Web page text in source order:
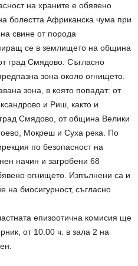
на храните е обявено
болестта Африканска чума при
свине от порода
се в землището на община
град Смядово. Съгласно
зона около огнището.
зона, в която попадат: от
и Риш, както и
Смядово, от община Велики
Мокреш и Суха река. По
по безопасност на
начин и загробени 68
огнището. Изпълнени са и
на биосигурност, съгласно
епизоотична комисия ще
от 10.00 ч. в зала 2 на